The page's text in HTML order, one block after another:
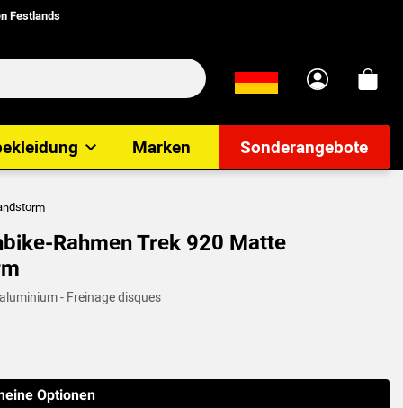
Festlands
Marken Sonderangebote
Rahmen Trek 920 Matte
- Freinage disques
Optionen